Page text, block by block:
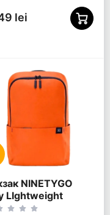
lei
NINETYGO
LIghtweight
15.6",